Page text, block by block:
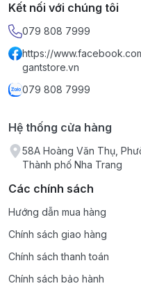
Kết nối với chúng tôi
079 808 7999
https://
gantstore.vn
079 808 7999
Hệ thống cửa hàng
58A Hoàng Văn Thụ,
Thành phố Nha Trang
Các chính sách
Hướng dẫn mua hàng
Chính sách giao hàng
Chính sách thanh toán
Chính sách bảo hành